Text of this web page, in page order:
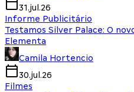
31.jul.26
Informe Publicitário
Testamos Silver Palace: O
Elementa
Camila Hortencio
30.jul.26
Filmes